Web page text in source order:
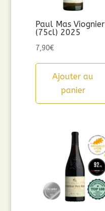
Paul Mas Viognier
(75cl) 2025
7,90€
Ajouter au
panier